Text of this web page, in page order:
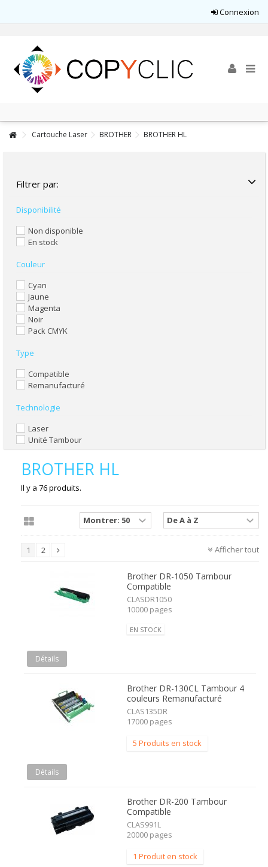
Connexion
Cartouche Laser BROTHER BROTHER HL
Filtrer par:
Disponibilité
Non disponible
En stock
Couleur
Cyan
Jaune
Magenta
Noir
Pack CMYK
Type
Compatible
Remanufacturé
Technologie
Laser
Unité Tambour
BROTHER HL
Il y a 76 produits.
Afficher tout
1 2
Brother DR-1050 Tambour
Compatible
CLASDR1050
10000 pages
EN STOCK
Détails
Brother DR-130CL Tambour 4
couleurs Remanufacturé
CLAS135DR
17000 pages
5 Produits en stock
Détails
Brother DR-200 Tambour
Compatible
CLAS991L
20000 pages
1 Produit en stock